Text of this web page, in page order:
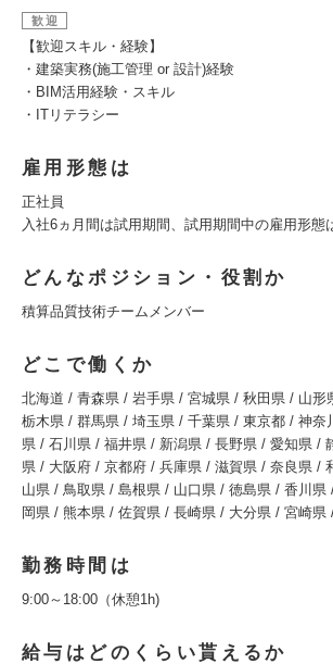
歓迎
【歓迎スキル・経験】
・建築実務(施工管理 or 設計)経験
・BIM活用経験・スキル
・ITリテラシー
雇用形態は
正社員
入社6ヵ月間は試用期間、試用期間中の雇用形態
どんなポジション・役割か
積算品質技術チームメンバー
どこで働くか
北海道 / 青森県 / 岩手県 / 宮城県 / 秋田県 / 山形
栃木県 / 群馬県 / 埼玉県 / 千葉県 / 東京都 / 神奈
県 / 石川県 / 福井県 / 新潟県 / 長野県 / 愛知県 /
県 / 大阪府 / 京都府 / 兵庫県 / 滋賀県 / 奈良県 /
山県 / 鳥取県 / 島根県 / 山口県 / 徳島県 / 香川
岡県 / 熊本県 / 佐賀県 / 長崎県 / 大分県 / 宮崎県
勤務時間は
9:00～18:00（休憩1h)
給与はどのくらい貰えるか